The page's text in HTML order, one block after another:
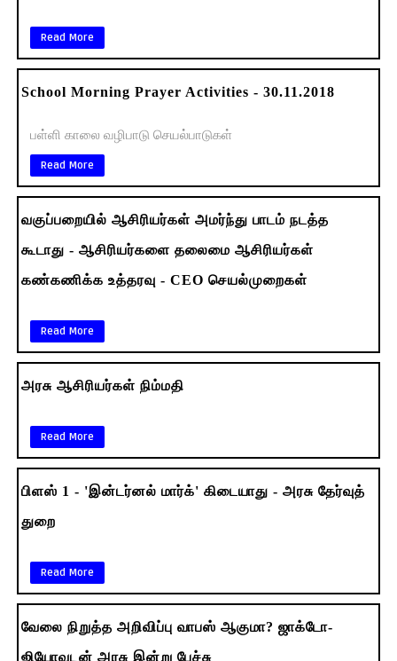
Read More
School Morning Prayer Activities - 30.11.2018
பள்ளி காலை வழிபாடு செயல்பாடுகள்
Read More
வகுப்பறையில் ஆசிரியர்கள் அமர்ந்து பாடம் நடத்த
கூடாது - ஆசிரியர்களை தலைமை ஆசிரியர்கள்
கண்கணிக்க உத்தரவு - CEO செயல்முறைகள்
Read More
அரசு ஆசிரியர்கள் நிம்மதி
Read More
பிளஸ் 1 - 'இன்டர்னல் மார்க்' கிடையாது - அரசு தேர்வுத்
துறை
Read More
வேலை நிறுத்த அறிவிப்பு வாபஸ் ஆகுமா? ஜாக்டோ-
ஜியோவுடன் அரசு இன்று பேச்சு